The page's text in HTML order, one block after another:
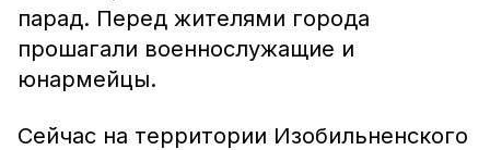
парад. Перед жителями города
прошагали военнослужащие и
юнармейцы.
Сейчас на территории Изобильненского